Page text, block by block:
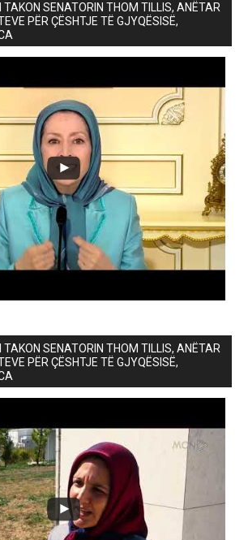
SENATORIN THOM TILLIS, ANËTAR
PËR ÇËSHTJE TË GJYQËSISË,
SENATORIN THOM TILLIS, ANËTAR
PËR ÇËSHTJE TË GJYQËSISË,